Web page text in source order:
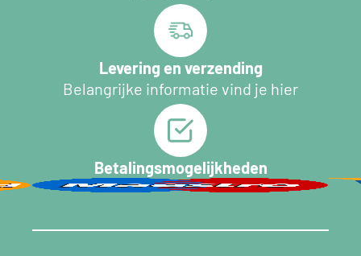
Levering en verzending
Belangrijke informatie vind je hier
Betalingsmogelijkheden